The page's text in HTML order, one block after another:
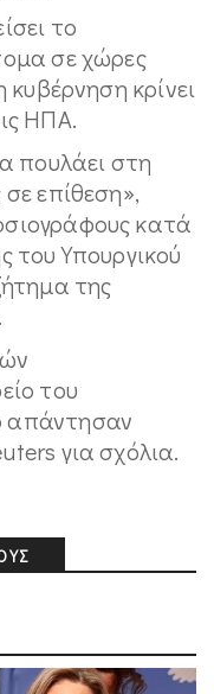
το
σε χώρες
κυβέρνηση κρίνει
ΗΠΑ.
πουλάει στη
επίθεση»,
κατά
του Υπουργικού
της
του
απάντησαν
για σχόλια.